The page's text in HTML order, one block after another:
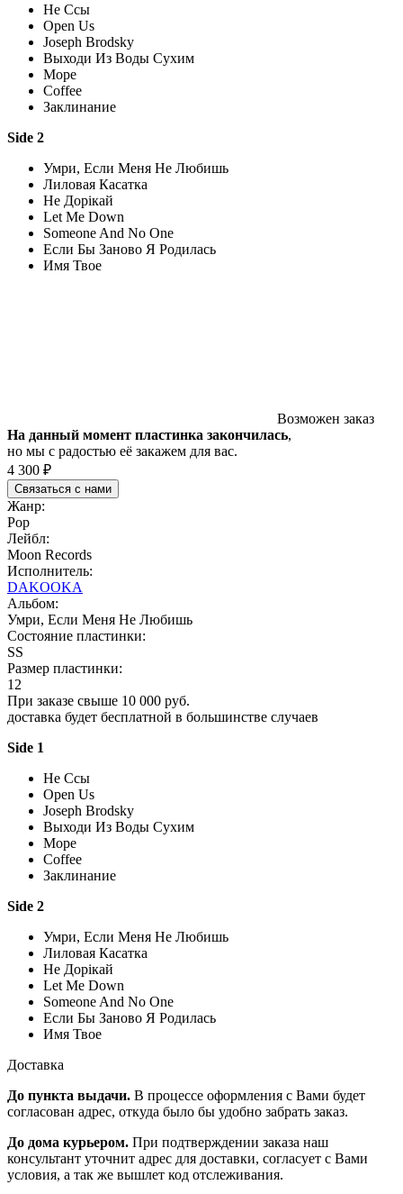
Не Ссы
Open Us
Joseph Brodsky
Выходи Из Воды Сухим
Море
Coffee
Заклинание
Side 2
Умри, Если Меня Не Любишь
Лиловая Касатка
Не Дорікай
Let Me Down
Someone And No One
Если Бы Заново Я Родилась
Имя Твое
Возможен заказ
На данный момент пластинка закончилась,
но мы с радостью её закажем для вас.
4 300 ₽
Связаться с нами
Жанр:
Pop
Лейбл:
Moon Records
Исполнитель:
DAKOOKA
Альбом:
Умри, Если Меня Не Любишь
Состояние пластинки:
SS
Размер пластинки:
12
При заказе свыше 10 000 руб.
доставка будет бесплатной в большинстве случаев
Side 1
Не Ссы
Open Us
Joseph Brodsky
Выходи Из Воды Сухим
Море
Coffee
Заклинание
Side 2
Умри, Если Меня Не Любишь
Лиловая Касатка
Не Дорікай
Let Me Down
Someone And No One
Если Бы Заново Я Родилась
Имя Твое
Доставка
До пункта выдачи. В процессе оформления с Вами будет
согласован адрес, откуда было бы удобно забрать заказ.
До дома курьером. При подтверждении заказа наш
консультант уточнит адрес для доставки, согласует с Вами
условия, а так же вышлет код отслеживания.